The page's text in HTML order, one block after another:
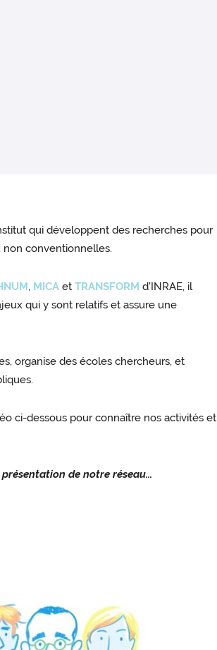
qui développent des recherches pour
non conventionnelles.
, MICA et TRANSFORM d'INRAE, il
qui y sont relatifs et assure une
organise des écoles chercheurs, et
ci-dessous pour connaître nos activités et
de notre réseau...